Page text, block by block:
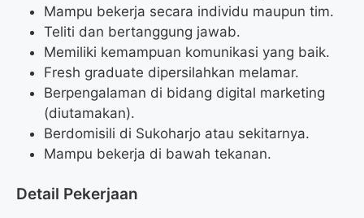
Mampu bekerja secara individu maupun tim.
Teliti dan bertanggung jawab.
Memiliki kemampuan komunikasi yang baik.
Fresh graduate dipersilahkan melamar.
Berpengalaman di bidang digital marketing
(diutamakan).
Berdomisili di Sukoharjo atau sekitarnya.
Mampu bekerja di bawah tekanan.
Detail Pekerjaan